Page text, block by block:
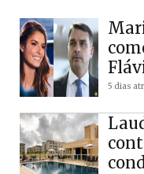
5 dias